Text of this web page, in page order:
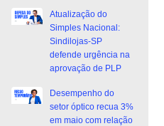
Atualização do
Simples Nacional:
Sindilojas-SP
defende urgência na
aprovação de PLP
Desempenho do
setor óptico recua 3%
em maio com relação